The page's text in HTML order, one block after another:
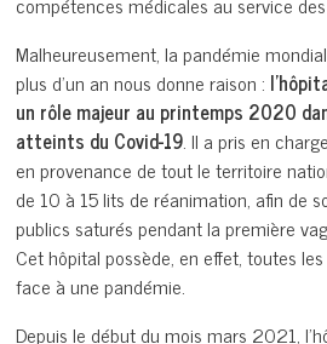
Malheureusement, la pandémie
plus d’un an nous donne raison :
un rôle majeur au printemps 2020
atteints du Covid-19. Il a pris en
en provenance de tout le territoire
de 10 à 15 lits de réanimation, afin de
publics saturés pendant la première
Cet hôpital possède, en effet, toutes
face à une pandémie.
Depuis le début du mois mars 2021,